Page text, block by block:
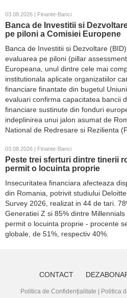
03.08.2026 | Finante-Banci
Banca de Investitii si
pe piloni a Comisiei Europene
Banca de Investitii si Dezvoltare
evaluarea pe piloni (pillar
Europeana, unul dintre cele mai
institutionala aplicate organizatiilor
financiare finantate din bugetul
evaluari confirma capacitatea bancii
financiare sustinute din fonduri
indeplinirea unui jalon asumat de
National de Redresare si Rezilienta
03.08.2026 | Finante-Banci
Peste trei sferturi dintre tinerii
permit o locuinta proprie
Insecuritatea financiara afecteaza
din Romania, potrivit studiului
Survey 2026, realizat in 44 de tari.
Generatiei Z si 85% dintre
permit o locuinta proprie - procente
globale, de 51%, respectiv 40%.
CONTACT
Politica de Confidențialitate Politica